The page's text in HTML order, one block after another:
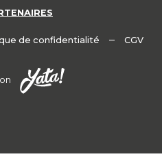
de confidentialité – CGV